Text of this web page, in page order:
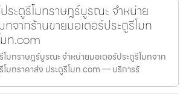
ระตูรีโมทราษฎร์บูรณะ จำหน่าย
ทจากร้านขายมอเตอร์ประตูรีโมท
ท.com
โมทราษฎร์บูรณะ จำหน่ายมอเตอร์ประตูรีโมทจาก
โมทราคาส่ง ประตูรีโมท.com — บริการรั